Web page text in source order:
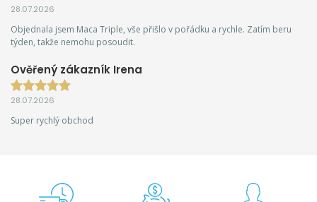
28.07.2026
Objednala jsem Maca Triple, vše přišlo v pořádku a rychle. Zatím beru
týden, takže nemohu posoudit.
Ověřený zákazník Irena
28.07.2026
Super rychlý obchod